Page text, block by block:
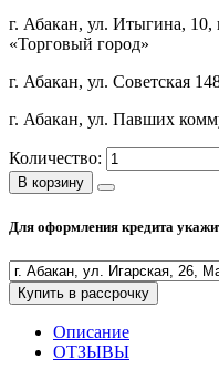
Новости и Акции
Оплата и доставка
г. Абакан, ул. Итыгина, 10,
«Торговый город»
г. Абакан, ул. Советская
г. Абакан, ул. Павших
Количество:
В корзину
Для оформления кредита
Купить в рассрочку
Описание
ОТЗЫВЫ